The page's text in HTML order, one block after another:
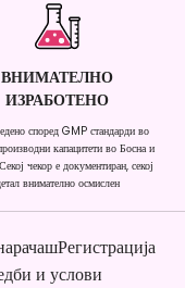
ВНИМАТЕЛНО
ИЗРАБОТЕНО
според GMP стандарди во
капацитети во Босна и
чекор е документиран, секој
внимателно осмислен
Регистрација
и услови